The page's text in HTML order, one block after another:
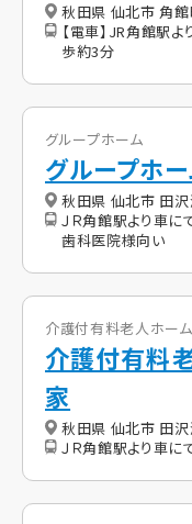
秋田県 仙北市 角
【電車】JR角館駅
歩約3分
グループホーム
グループホ
秋田県 仙北市 田
ＪＲ角館駅より車に
歯科医院様向い
介護付有料老人ホーム
介護付有料
家
秋田県 仙北市 田
ＪＲ角館駅より車